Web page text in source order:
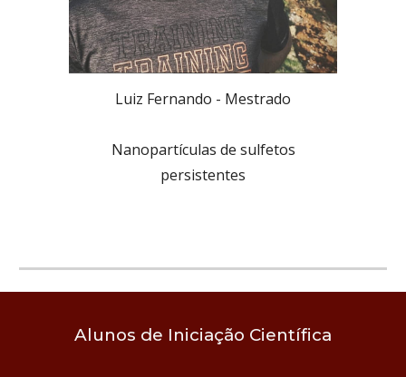
Luiz Fernando - Mestrado
Nanopartículas de sulfetos
persistentes
Alunos de Iniciação Científica